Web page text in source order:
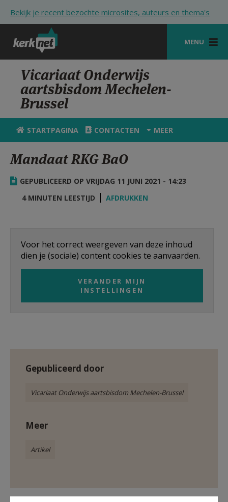
Bekijk je recent bezochte microsites, auteurs en thema's
MENU
STARTPAGINA
KERK
SHOP
ZOEKEN
HULP
STARTPAGINA PORTAAL
Vicariaat Onderwijs
aartsbisdom Mechelen-
Brussel
STARTPAGINA CONTACTEN MEER
Mandaat RKG BaO
GEPUBLICEERD OP VRIJDAG 11 JUNI 2021 - 14:23
4 MINUTEN LEESTIJD
AFDRUKKEN
Voor het correct weergeven van deze inhoud
dien je (sociale) content cookies te aanvaarden.
VERANDER MIJN
INSTELLINGEN
Gepubliceerd door
Vicariaat Onderwijs aartsbisdom Mechelen-Brussel
Meer
Artikel